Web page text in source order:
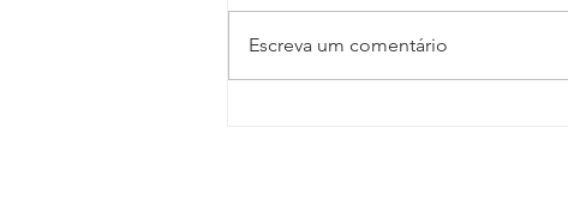
Escreva um comentário